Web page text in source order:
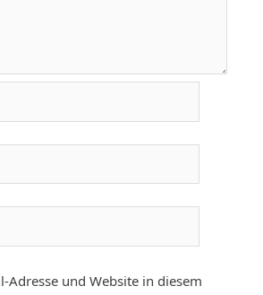
Adresse und Website in diesem